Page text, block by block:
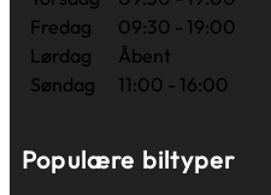
Fredag
09:30 - 19:00
Lørdag
Åbent
Søndag
11:00 - 16:00
Populære biltyper